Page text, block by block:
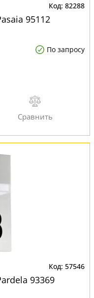
82288
95112
По запросу
57546
93369